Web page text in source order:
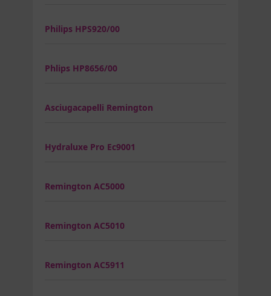
Philips HPS920/00
Phlips HP8656/00
Asciugacapelli Remington
Hydraluxe Pro Ec9001
Remington AC5000
Remington AC5010
Remington AC5911